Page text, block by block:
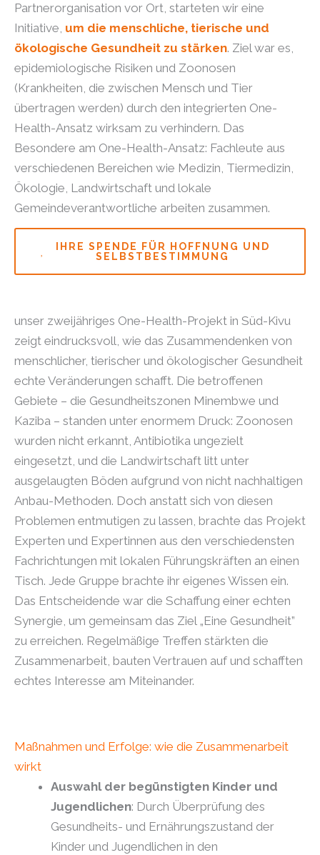
Partnerorganisation vor Ort, starteten wir eine
Initiative, um die menschliche, tierische und
ökologische Gesundheit zu stärken. Ziel war es,
epidemiologische Risiken und Zoonosen
(Krankheiten, die zwischen Mensch und Tier
übertragen werden) durch den integrierten One-
Health-Ansatz wirksam zu verhindern. Das
Besondere am One-Health-Ansatz: Fachleute aus
verschiedenen Bereichen wie Medizin, Tiermedizin,
Ökologie, Landwirtschaft und lokale
Gemeindeverantwortliche arbeiten zusammen.
IHRE SPENDE FÜR HOFFNUNG UND
SELBSTBESTIMMUNG
unser zweijähriges One-Health-Projekt in Süd-Kivu
zeigt eindrucksvoll, wie das Zusammendenken von
menschlicher, tierischer und ökologischer Gesundheit
echte Veränderungen schafft. Die betroffenen
Gebiete – die Gesundheitszonen Minembwe und
Kaziba – standen unter enormem Druck: Zoonosen
wurden nicht erkannt, Antibiotika ungezielt
eingesetzt, und die Landwirtschaft litt unter
ausgelaugten Böden aufgrund von nicht nachhaltigen
Anbau-Methoden. Doch anstatt sich von diesen
Problemen entmutigen zu lassen, brachte das Projekt
Experten und Expertinnen aus den verschiedensten
Fachrichtungen mit lokalen Führungskräften an einen
Tisch. Jede Gruppe brachte ihr eigenes Wissen ein.
Das Entscheidende war die Schaffung einer echten
Synergie, um gemeinsam das Ziel „Eine Gesundheit”
zu erreichen. Regelmäßige Treffen stärkten die
Zusammenarbeit, bauten Vertrauen auf und schafften
echtes Interesse am Miteinander.
Maßnahmen und Erfolge: wie die Zusammenarbeit
wirkt
Auswahl der begünstigten Kinder und
Jugendlichen: Durch Überprüfung des
Gesundheits- und Ernährungszustand der
Kinder und Jugendlichen in den